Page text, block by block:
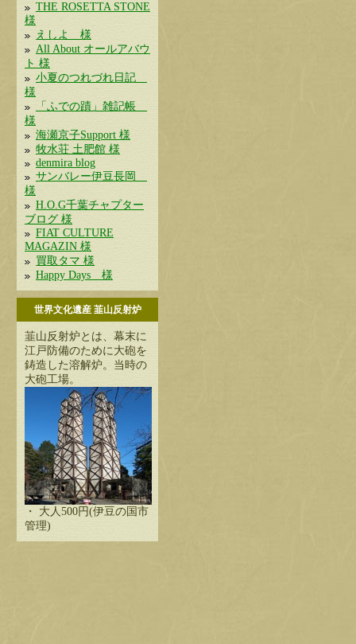
THE ROSETTA STONE
様
えしよ 様
All About オールアバウ
ト 様
小夏のつれづれ日記
様
「ふでの蹟」雑記帳
様
海瀬京子Support 様
牧水荘 土肥館 様
denmira blog
サンバレー伊豆長岡
様
H.O.G千葉チャプター
ブログ 様
FIAT CULTURE
MAGAZIN 様
買取タマ 様
Happy Days 様
世界文化遺産 韮山反射炉
韮山反射炉とは、幕末に
江戸防備のために大砲を
鋳造した溶解炉。当時の
大砲工場。
・ 大人500円(伊豆の国市
管理)